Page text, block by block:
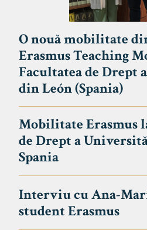
O nouă mobilitate
Erasmus Teaching
Facultatea de Drept
din León (Spania)
Mobilitate Erasmus
de Drept a
Spania
Interviu cu Ana-
student Erasmus